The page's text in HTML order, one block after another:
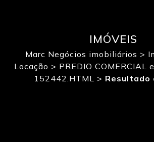
IMÓVEIS
Marc Negócios imobiliários >
Locação > PREDIO COMERCIAL
152442.HTML > Resultado